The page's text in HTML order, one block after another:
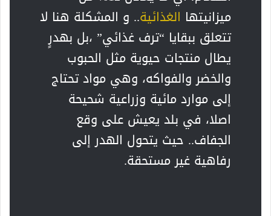
ميزانيتها الغذائية.. و المشكلة هنا لا
تتعلق ببقايا “ترف غذائي” ،بل بهدرٍ
يطال منتجات حيوية مثل الحبوب
والخضر والفواكه، وهي مواد تحتاج
إلى موارد مائية وزراعية شحيحة
اصلا، في بلد يعيش على وقع
الجفاف.. حيث يتحول الهدر إلى
رفاهية غير مستحقة.